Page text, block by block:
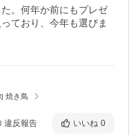
。何年か前にもプレゼ
ており、今年も選びま
焼き鳥
違反報告 いいね 0